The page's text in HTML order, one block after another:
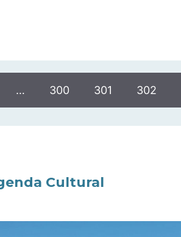
… 300 301 302
Cultural